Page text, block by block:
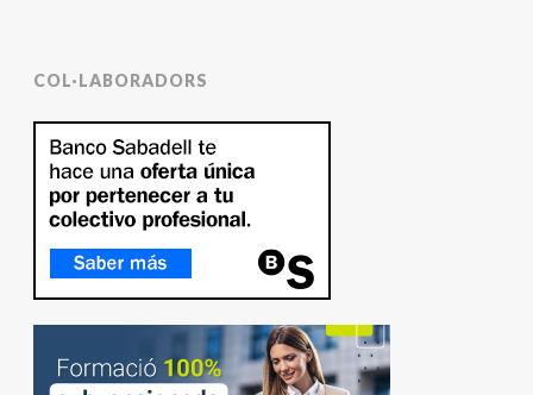
COL·LABORADORS